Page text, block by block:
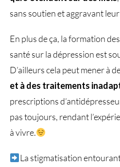
sans soutien et aggravant
En plus de ça, la formation
santé sur la dépression est
D’ailleurs cela peut mener à
et à des traitements
prescriptions
pas toujours, rendant
à vivre.
La stigmatisation